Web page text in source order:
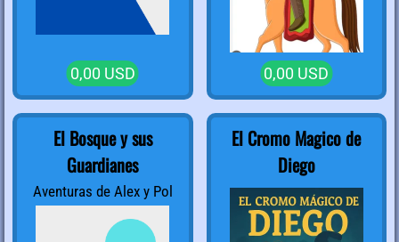
0,00 USD 0,00 USD
El Bosque y sus
Guardianes
Aventuras de Alex y Pol
El Cromo Magico de
Diego